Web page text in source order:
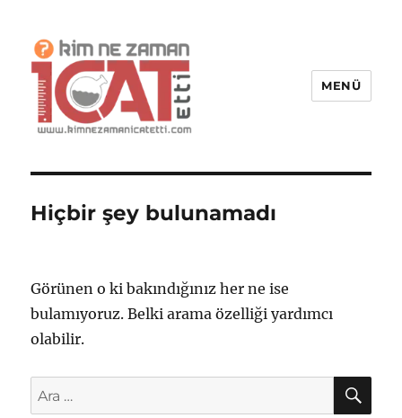
MENÜ
Hiçbir şey bulunamadı
Görünen o ki bakındığınız her ne ise
bulamıyoruz. Belki arama özelliği yardımcı
olabilir.
Ara: